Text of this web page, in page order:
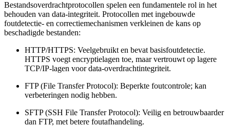
Bestandsoverdrachtprotocollen spelen een fundamentele rol in het
behouden van data-integriteit. Protocollen met ingebouwde
foutdetectie- en correctiemechanismen verkleinen de kans op
beschadigde bestanden:
HTTP/HTTPS: Veelgebruikt en bevat basisfoutdetectie.
HTTPS voegt encryptielagen toe, maar vertrouwt op lagere
TCP/IP-lagen voor data-overdrachtintegriteit.
FTP (File Transfer Protocol): Beperkte foutcontrole; kan
verbeteringen nodig hebben.
SFTP (SSH File Transfer Protocol): Veilig en betrouwbaarder
dan FTP, met betere foutafhandeling.